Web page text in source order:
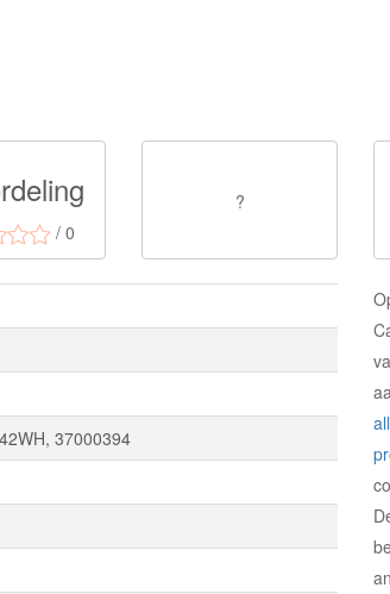
/ 0
?
37000394